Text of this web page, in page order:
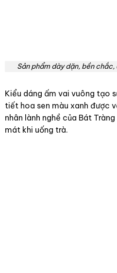
Sản phẩm dày dặn, bền
Kiểu dáng ấm vai vuông tạo
tiết hoa sen màu xanh được
nhân lành nghề của Bát
mát khi uống trà.